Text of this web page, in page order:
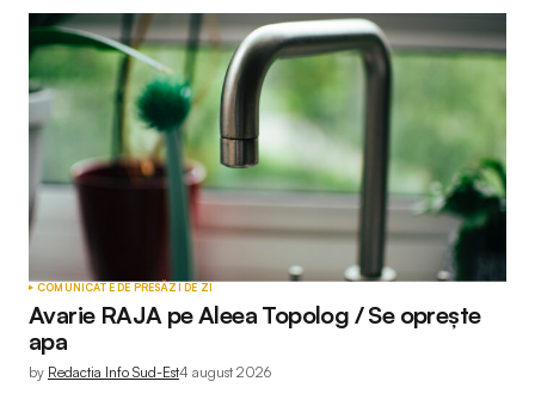
COMUNICATE DE PRESĂZI DE ZI
Avarie RAJA pe Aleea Topolog / Se oprește
apa
by Redactia Info Sud-Est4 august 2026